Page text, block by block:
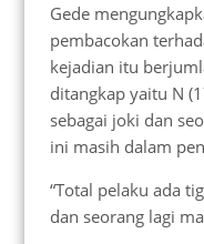
Gede
pembacokan
kejadian itu
ditangkap yaitu N
sebagai joki dan
ini masih dalam
“Total pelaku ada
dan seorang lagi